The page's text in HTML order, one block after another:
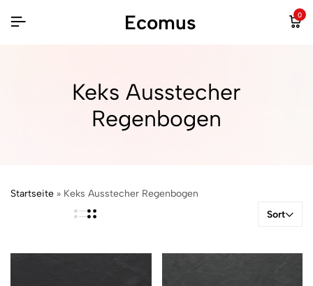
Ecomus 0
Keks Ausstecher
Regenbogen
Startseite » Keks Ausstecher Regenbogen
Sort